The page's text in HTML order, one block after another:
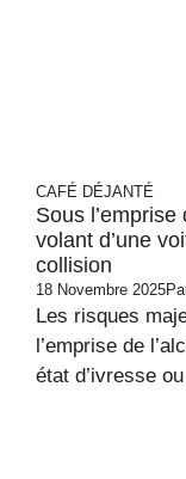
CAFÉ DÉJANTÉ
Sous
volant d’une
collision
18 Novembre 2025
Les risques
l’emprise de
état d’ivresse